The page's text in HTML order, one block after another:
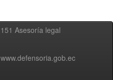
151 Asesoría legal
www.defensoria.gob.ec